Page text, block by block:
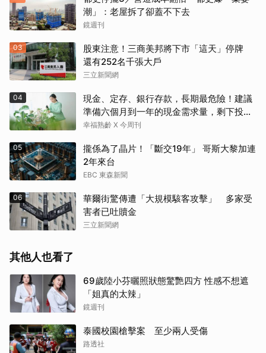
潮」：老屋拆了卻蓋不下去
鏡週刊
03
股東注意！三商美邦將下市「這天」停牌
還有252名千張大戶
三立新聞網
04
現金、定存、銀行存款，長期最危險！建議
準備六個月到一年的現金需求量，剩下投資
這2個
幸福熟齡 X 今周刊
05
攏係為了晶片！「斷交19年」 哥斯大黎加連
2年來台
EBC 東森新聞
06
華爾街驚傳遭「大規模駭客攻擊」 多家受
害者已吐贖金
三立新聞網
其他人也看了
69歲陸小芬曬照狀態驚艷四方 性感不想遮
「姐真的太辣」
鏡週刊
泰國校園槍擊案 至少兩人受傷
路透社